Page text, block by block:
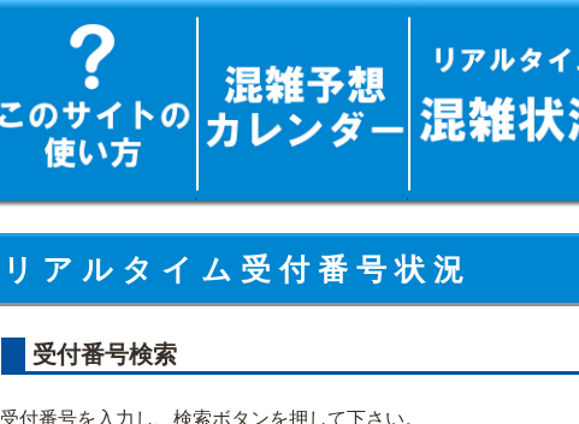
リ ア ル タ イ ム 受 付 番 号 状 況
受付番号検索
受付番号を入力し、検索ボタンを押して下さい。